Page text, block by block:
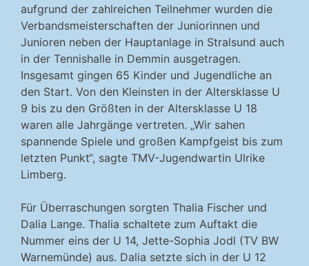
aufgrund der zahlreichen Teilnehmer wurden die
Verbandsmeisterschaften der Juniorinnen und
Junioren neben der Hauptanlage in Stralsund auch
in der Tennishalle in Demmin ausgetragen.
Insgesamt gingen 65 Kinder und Jugendliche an
den Start. Von den Kleinsten in der Altersklasse U
9 bis zu den Größten in der Altersklasse U 18
waren alle Jahrgänge vertreten. „Wir sahen
spannende Spiele und großen Kampfgeist bis zum
letzten Punkt“, sagte TMV-Jugendwartin Ulrike
Limberg.
Für Überraschungen sorgten Thalia Fischer und
Dalia Lange. Thalia schaltete zum Auftakt die
Nummer eins der U 14, Jette-Sophia Jodl (TV BW
Warnemünde) aus. Dalia setzte sich in der U 12